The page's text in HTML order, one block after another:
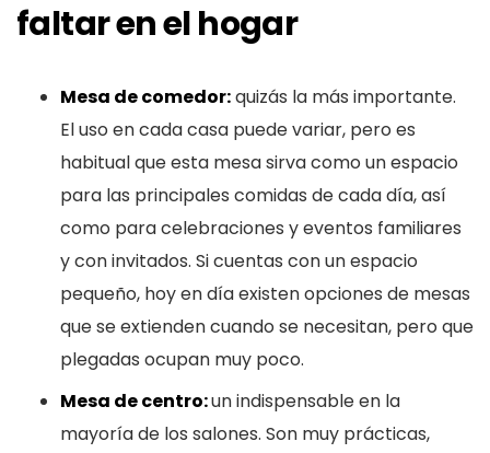
faltar en el hogar
Mesa de comedor:quizás la más importante.
El uso en cada casa puede variar, pero es
habitual que esta mesa sirva como un espacio
para las principales comidas de cada día, así
como para celebraciones y eventos familiares
y con invitados. Si cuentas con un espacio
pequeño, hoy en día existen opciones de mesas
que se extienden cuando se necesitan, pero que
plegadas ocupan muy poco.
Mesa de centro:un indispensable en la
mayoría de los salones. Son muy prácticas,